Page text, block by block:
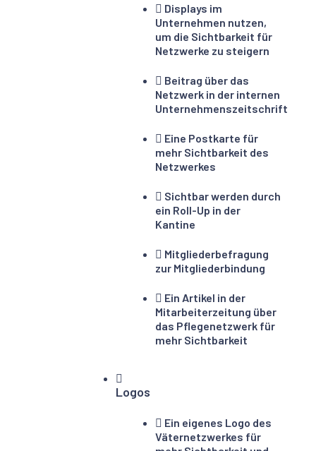
Displays im
Unternehmen nutzen,
um die Sichtbarkeit für
Netzwerke zu steigern
Beitrag über das
Netzwerk in der internen
Unternehmenszeitschrift
Eine Postkarte für
mehr Sichtbarkeit des
Netzwerkes
Sichtbar werden durch
ein Roll-Up in der
Kantine
Mitgliederbefragung
zur Mitgliederbindung
Ein Artikel in der
Mitarbeiterzeitung über
das Pflegenetzwerk für
mehr Sichtbarkeit
Logos
Ein eigenes Logo des
Väternetzwerkes für